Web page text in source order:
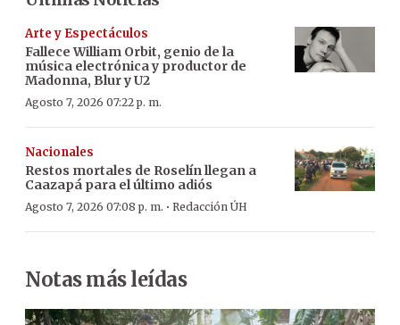
Arte y Espectáculos
Fallece William Orbit, genio de la
música electrónica y productor de
Madonna, Blur y U2
Agosto 7, 2026 07:22 p. m.
Nacionales
Restos mortales de Roselín llegan a
Caazapá para el último adiós
Agosto 7, 2026 07:08 p. m. · Redacción ÚH
Notas más leídas